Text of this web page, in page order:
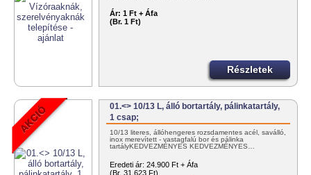
Ár: 1 Ft + Áfa
(Br. 1 Ft)
Részletek
01.<> 10/13 L, álló bortartály, pálinkatartály,
1 csap;
10/13 literes, állóhengeres rozsdamentes acél, saválló,
inox merevített - vastagfalú bor és pálinka
tartályKEDVEZMÉNYES KEDVEZMÉNYES…
Eredeti ár: 24.900 Ft + Áfa
(Br. 31.623 Ft)